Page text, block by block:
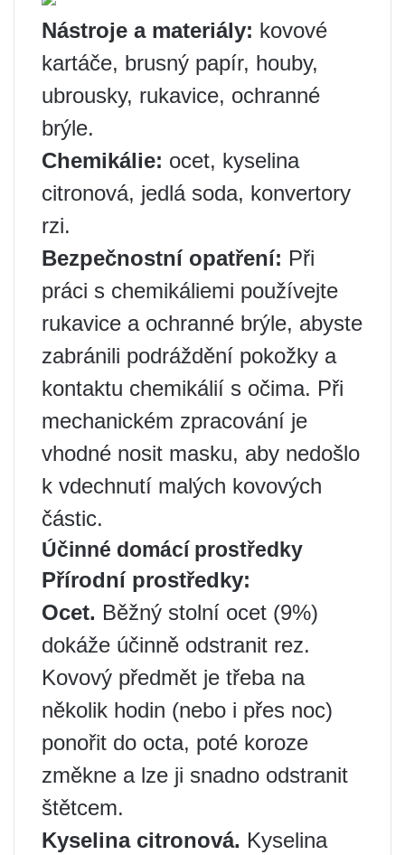
Nástroje a materiály: kovové
kartáče, brusný papír, houby,
ubrousky, rukavice, ochranné
brýle.
Chemikálie: ocet, kyselina
citronová, jedlá soda, konvertory
rzi.
Bezpečnostní opatření: Při
práci s chemikáliemi používejte
rukavice a ochranné brýle, abyste
zabránili podráždění pokožky a
kontaktu chemikálií s očima. Při
mechanickém zpracování je
vhodné nosit masku, aby nedošlo
k vdechnutí malých kovových
částic.
Účinné domácí prostředky
Přírodní prostředky:
Ocet. Běžný stolní ocet (9%)
dokáže účinně odstranit rez.
Kovový předmět je třeba na
několik hodin (nebo i přes noc)
ponořit do octa, poté koroze
změkne a lze ji snadno odstranit
štětcem.
Kyselina citronová. Kyselina